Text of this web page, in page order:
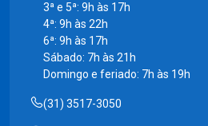
3ª e 5ª: 9h às 17h
4ª: 9h às 22h
6ª: 9h às 17h
Sábado: 7h às 21h
Domingo e feriado: 7h às 19h
(31) 3517-3050